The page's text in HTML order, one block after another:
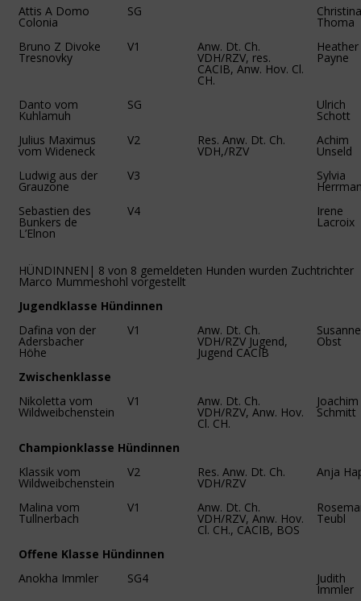
Attis A Domo
Colonia
SG Christina
Thoma
Bruno Z Divoke
Tresnovky
V1 Anw. Dt. Ch.
VDH/RZV, res.
CACIB, Anw. Hov. Cl.
CH.
Heather
Payne
Danto vom
Kuhlamuh
SG Ulrich
Schott
Julius Maximus
vom Wideneck
V2 Res. Anw. Dt. Ch.
VDH,/RZV
Achim
Unseld
Ludwig aus der
Grauzone
V3 Sylvia
Sebastien des
Bunkers de
L’Elnon
V4 Irene
Lacroix
HÜNDINNEN| 8 von 8 gemeldeten Hunden wurden Zuchtrichter
Marco Mummeshohl vorgestellt
Jugendklasse Hündinnen
Dafina von der
Adersbacher
Höhe
V1 Anw. Dt. Ch.
VDH/RZV Jugend,
Jugend CACIB
Susanne
Obst
Zwischenklasse
Nikoletta vom
Wildweibchenstein
V1 Anw. Dt. Ch.
VDH/RZV, Anw. Hov.
Cl. CH.
Joachim
Schmitt
Championklasse Hündinnen
Klassik vom
Wildweibchenstein
V2 Res. Anw. Dt. Ch.
VDH/RZV
Anja
Malina vom
Tullnerbach
V1 Anw. Dt. Ch.
VDH/RZV, Anw. Hov.
Cl. CH., CACIB, BOS
Teubl
Offene Klasse Hündinnen
Anokha Immler
SG4 Judith
Immler